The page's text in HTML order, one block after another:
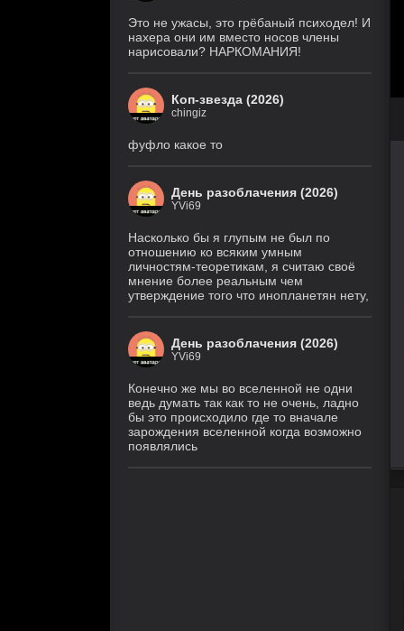
Это не ужасы, это грёбаный психодел! И
нахера они им вместо носов члены
нарисовали? НАРКОМАНИЯ!
Коп-звезда (2026)
chingiz
фуфло какое то
День разоблачения (2026)
YVi69
Насколько бы я глупым не был по
отношению ко всяким умным
личностям-теоретикам, я считаю своё
мнение более реальным чем
утверждение того что инопланетян нету,
День разоблачения (2026)
YVi69
Конечно же мы во вселенной не одни
ведь думать так как то не очень, ладно
бы это происходило где то вначале
зарождения вселенной когда возможно
появлялись